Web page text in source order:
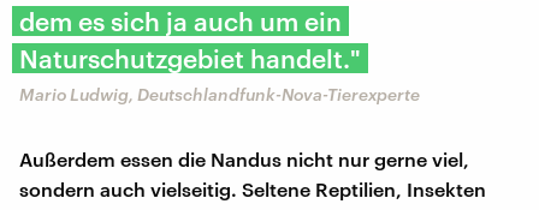
dem es sich ja auch um ein
Naturschutzgebiet handelt."
Mario Ludwig, Deutschlandfunk-Nova-Tierexperte
Außerdem essen die Nandus nicht nur gerne viel,
sondern auch vielseitig. Seltene Reptilien, Insekten